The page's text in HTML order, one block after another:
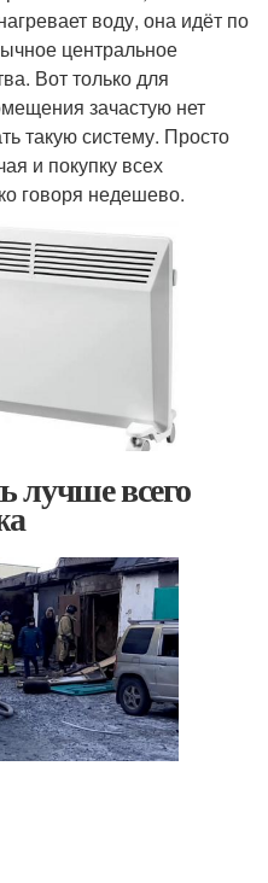
воду, она идёт по
центральное
Вот только для
зачастую нет
такую систему. Просто
и покупку всех
говоря недешево.
лучше всего